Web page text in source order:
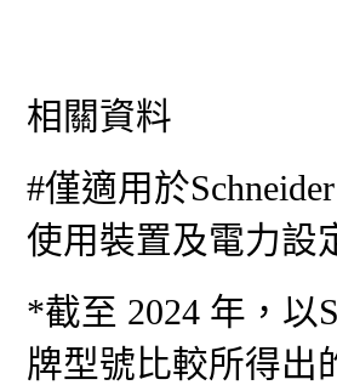
相關資料
#僅適用於
使用裝置及電力設
*截至 2024 年，以
牌型號比較所得出